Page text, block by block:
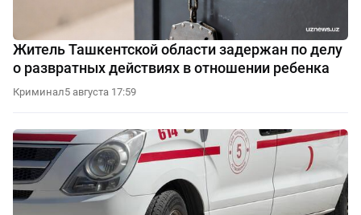
Житель Ташкентской области задержан по делу
о развратных действиях в отношении ребенка
Криминал5 августа 17:59